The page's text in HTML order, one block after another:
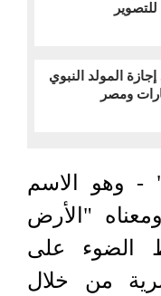
المولد النبوي
ومصر
وهو الاسم
"الأرض
الضوء على
من خلال